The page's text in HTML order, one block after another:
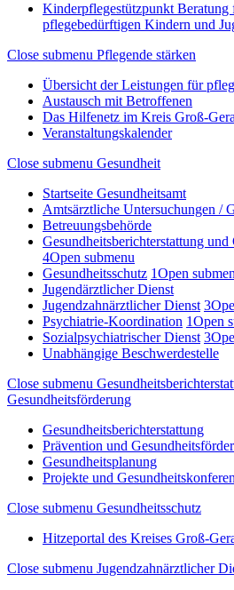
Kinderpflegestützpunkt
pflegebedürftigen Kindern und
Close submenu Pflegende stärken
Übersicht der Leistungen für
Austausch mit Betroffenen
Das Hilfenetz im Kreis Groß-
Veranstaltungskalender
Close submenu Gesundheit
Startseite Gesundheitsamt
Amtsärztliche Untersuchungen /
Betreuungsbehörde
Gesundheitsberichterstattung
4Open submenu
Gesundheitsschutz 1Open
Jugendärztlicher Dienst
Jugendzahnärztlicher Dienst 3
Psychiatrie-Koordination 1Open
Sozialpsychiatrischer Dienst 3
Unabhängige Beschwerdestelle
Close submenu
Gesundheitsförderung
Gesundheitsberichterstattung
Prävention und
Gesundheitsplanung
Projekte und
Close submenu Gesundheitsschutz
Hitzeportal des Kreises Groß-
Close submenu Jugendzahnärztlicher